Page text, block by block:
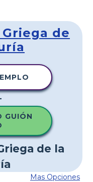
de
GUIÓN
Mas Opciones